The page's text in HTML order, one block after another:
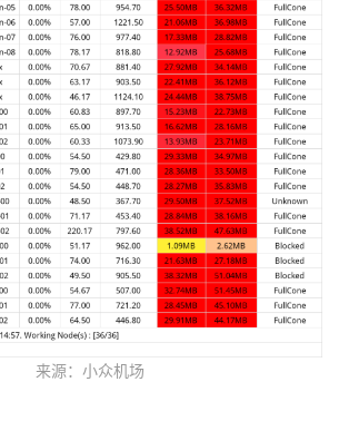
来源：小众机场